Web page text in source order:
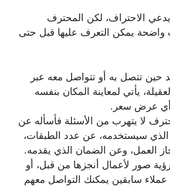
الاحتراف، لكن المحترف
واضحة يمكن التعرف عليها قبل حتى
حين تتصل به أو تتواصل معه عبر
يأتي لمعاينة المكان بنفسه
أي عرض سعر.
لا يتهرب من الأسئلة فأسأله عن
الذي سيستخدمه، عن عدد الطبقات،
العمل، وعن الضمان الذي يقدمه.
صور لأعمال أنجزها من قبل، أو
سابقين يمكنك التواصل معهم